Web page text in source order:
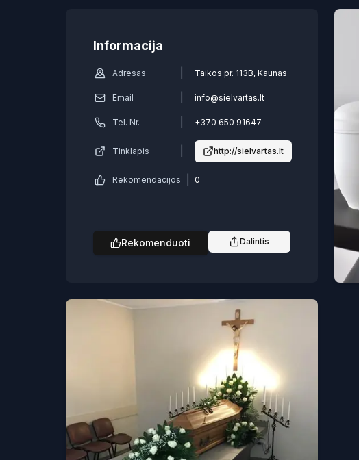
Informacija
Adresas Taikos pr. 113B, Kaunas
Email info@sielvartas.lt
Tel. Nr. +370 650 91647
Tinklapis http://sielvartas.lt
Rekomendacijos 0
Rekomenduoti Dalintis